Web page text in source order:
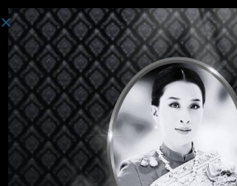
Hey there, great
Do you like this